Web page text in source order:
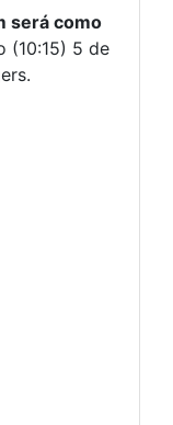
será como
(10:15) 5 de